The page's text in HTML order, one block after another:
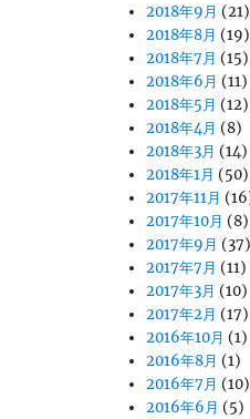
2018年9月 (21)
2018年8月 (19)
2018年7月 (15)
2018年6月 (11)
2018年5月 (12)
2018年4月 (8)
2018年3月 (14)
2018年1月 (50)
2017年11月
2017年10月 (8)
2017年9月 (37)
2017年7月 (11)
2017年3月 (10)
2017年2月 (17)
2016年10月 (1)
2016年8月 (1)
2016年7月 (10)
2016年6月 (5)